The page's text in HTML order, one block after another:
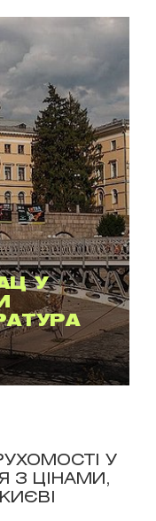
У
У
З ЦІНАМИ,